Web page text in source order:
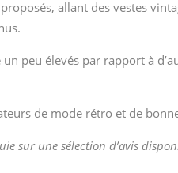
allant des vestes
peu élevés par rapport à
de mode rétro et de
sur une sélection d’avis